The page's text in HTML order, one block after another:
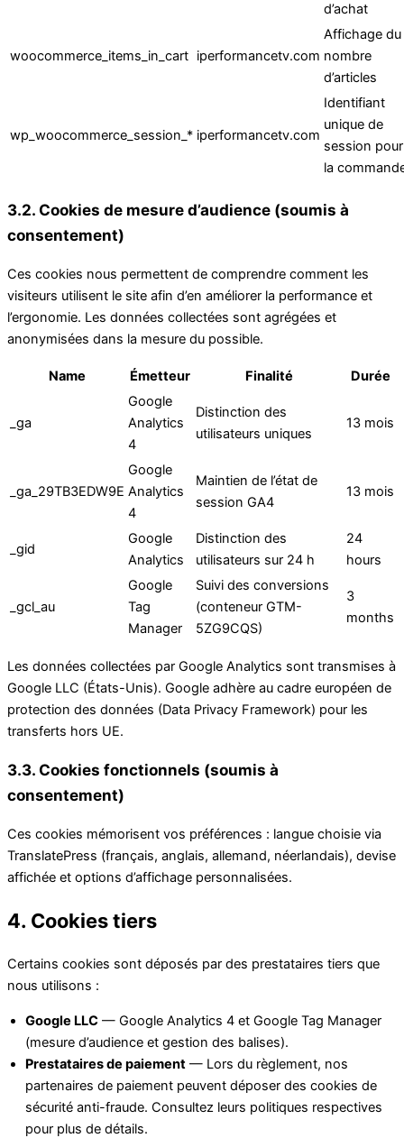
d’achat
woocommerce_items_in_cart iperformancetv.com
Affichage du
nombre
d’articles
wp_woocommerce_session_* iperformancetv.com
Identifiant
unique de
session pour
la
3.2. Cookies de mesure d’audience (soumis à
consentement)
Ces cookies nous permettent de comprendre comment les
visiteurs utilisent le site afin d’en améliorer la performance et
l’ergonomie. Les données collectées sont agrégées et
anonymisées dans la mesure du possible.
Name Émetteur Finalité Durée
_ga
Google
Analytics
4
Distinction des
utilisateurs uniques
13 mois
_ga_29TB3EDW9E
Google
Analytics
4
Maintien de l’état de
session GA4
13 mois
_gid
Google
Analytics
Distinction des
utilisateurs sur 24 h
24
hours
_gcl_au
Google
Tag
Manager
Suivi des conversions
(conteneur GTM-
5ZG9CQS)
3
months
Les données collectées par Google Analytics sont transmises à
Google LLC (États-Unis). Google adhère au cadre européen de
protection des données (Data Privacy Framework) pour les
transferts hors UE.
3.3. Cookies fonctionnels (soumis à
consentement)
Ces cookies mémorisent vos préférences : langue choisie via
TranslatePress (français, anglais, allemand, néerlandais), devise
affichée et options d’affichage personnalisées.
4. Cookies tiers
Certains cookies sont déposés par des prestataires tiers que
nous utilisons :
Google LLC — Google Analytics 4 et Google Tag Manager
(mesure d’audience et gestion des balises).
Prestataires de paiement — Lors du règlement, nos
partenaires de paiement peuvent déposer des cookies de
sécurité anti-fraude. Consultez leurs politiques respectives
pour plus de détails.